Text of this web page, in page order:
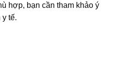
hợp, bạn cần tham khảo ý
y tế.